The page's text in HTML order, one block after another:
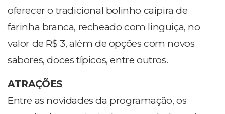
oferecer o tradicional bolinho caipira de
farinha branca, recheado com linguiça, no
valor de R$ 3, além de opções com novos
sabores, doces típicos, entre outros.
ATRAÇÕES
Entre as novidades da programação, os